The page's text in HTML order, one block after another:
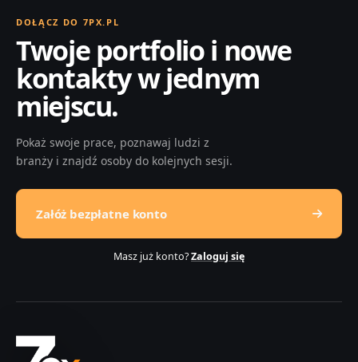
DOŁĄCZ DO 7PX.PL
Twoje portfolio i nowe
kontakty w jednym
miejscu.
Pokaż swoje prace, poznawaj ludzi z
branży i znajdź osoby do kolejnych sesji.
Załóż bezpłatne konto
Masz już konto?Zaloguj się